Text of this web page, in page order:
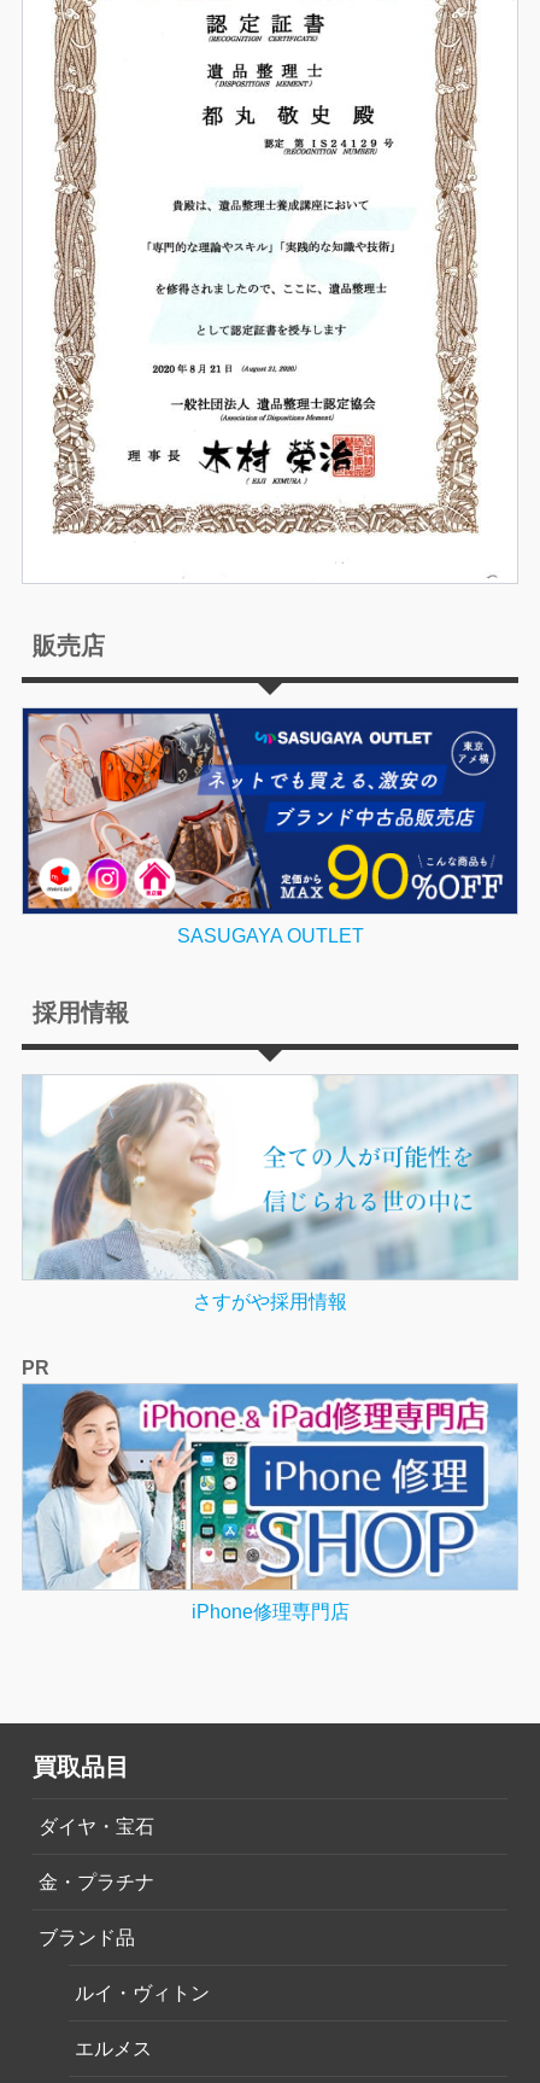
販売店
SASUGAYA OUTLET
採用情報
さすがや採用情報
PR
iPhone修理専門店
買取品目
ダイヤ・宝石
金・プラチナ
ブランド品
ルイ・ヴィトン
エルメス